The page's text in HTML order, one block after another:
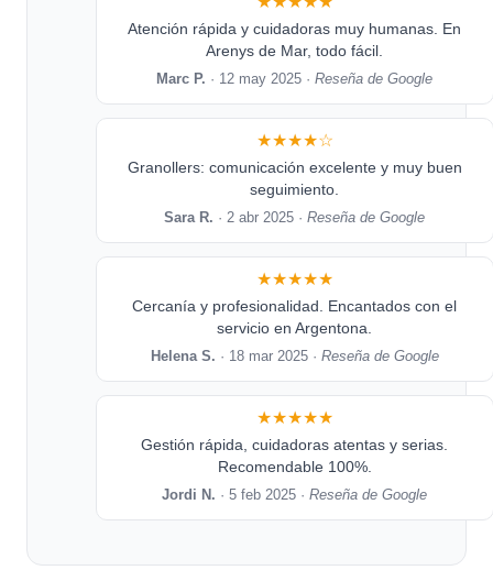
Atención rápida y cuidadoras muy humanas. En
Arenys de Mar, todo fácil.
Marc P. · 12 may 2025 ·Reseña de Google
★★★★☆
Granollers: comunicación excelente y muy buen
seguimiento.
Sara R. · 2 abr 2025 ·Reseña de Google
★★★★★
Cercanía y profesionalidad. Encantados con el
servicio en Argentona.
Helena S. · 18 mar 2025 · Reseña de Google
★★★★★
Gestión rápida, cuidadoras atentas y serias.
Recomendable 100%.
Jordi N. · 5 feb 2025 ·Reseña de Google